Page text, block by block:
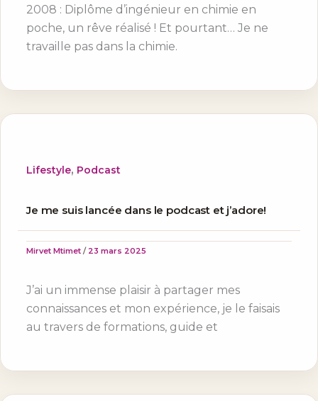
2008 : Diplôme d’ingénieur en chimie en
poche, un rêve réalisé ! Et pourtant… Je ne
travaille pas dans la chimie.
Lifestyle, Podcast
Je me suis lancée dans le podcast et j’adore!
Mirvet Mtimet / 23 mars 2025
J’ai un immense plaisir à partager mes
connaissances et mon expérience, je le faisais
au travers de formations, guide et